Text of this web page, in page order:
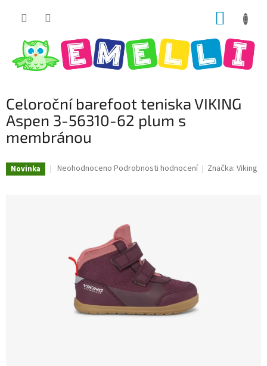
Celoroční barefoot teniska VIKING
Aspen 3-56310-62 plum s
membránou
Novinka
Průměrné
hvězdiček.
Neohodnoceno Podrobnosti hodnocení Značka:Viking